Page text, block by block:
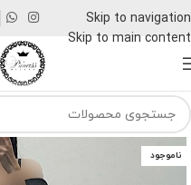
Skip to navigation
Skip to main content
ناموجود